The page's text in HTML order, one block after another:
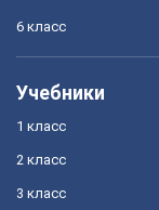
6 класс
Учебники
1 класс
2 класс
3 класс